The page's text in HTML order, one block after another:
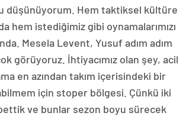
düşünüyorum. Hem taktiksel kültüre
hem istediğimiz gibi oynamalarımızı
Mesela Levent, Yusuf adım adım
görüyoruz. İhtiyacımız olan şey, acil
en azından takım içerisindeki bir
için stoper bölgesi. Çünkü iki
ve bunlar sezon boyu sürecek